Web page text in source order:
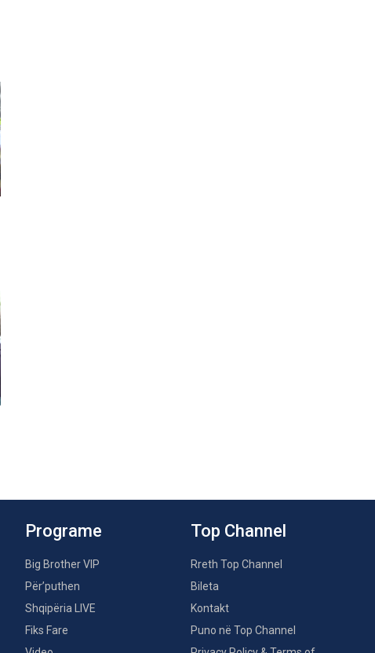
Programe
Big Brother VIP
Për’puthen
Shqipëria LIVE
Fiks Fare
Top Channel
Rreth Top Channel
Bileta
Kontakt
Puno në Top Channel